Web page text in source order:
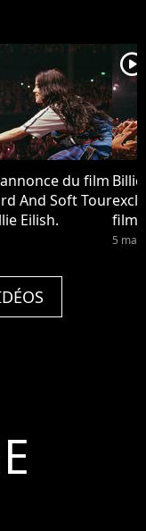
du film
And Soft Tour
Eilish.
player2
film.
5 mai